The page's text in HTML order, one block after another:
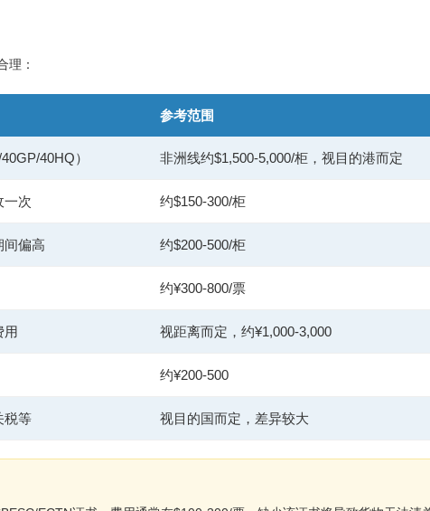
理：
参考范围
40HQ） 非洲线约$1,500-5,000/柜，视目的港而定
一次 约$150-300/柜
间偏高 约$200-500/柜
约¥300-800/票
用 视距离而定，约¥1,000-3,000
约¥200-500
税等 视目的国而定，差异较大